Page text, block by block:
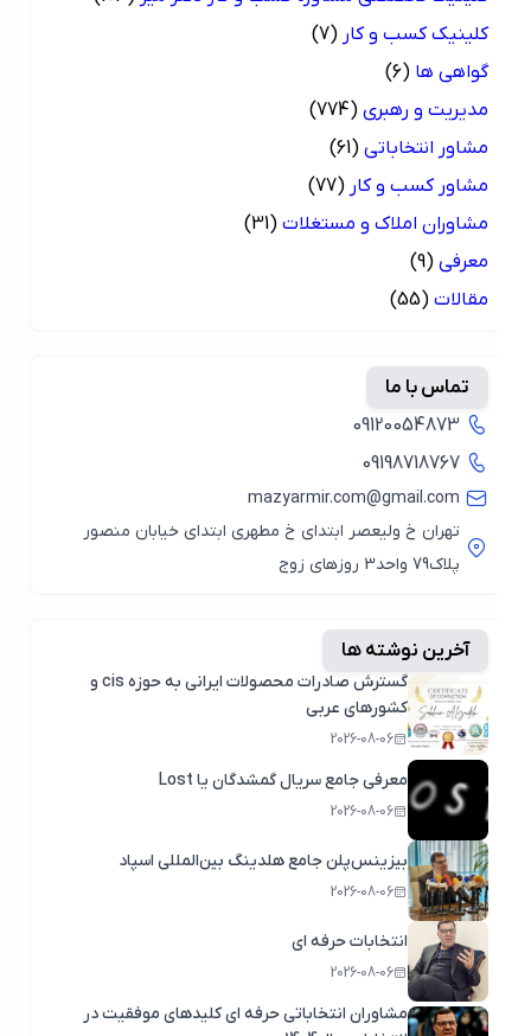
کلینیک کسب و کار (7)
گواهی ها (6)
مدیریت و رهبری (774)
مشاور انتخاباتی (61)
مشاور کسب و کار (77)
مشاوران املاک و مستغلات (31)
معرفی (9)
مقالات (55)
تماس با ما
09120054873
09198718767
mazyarmir.com@gmail.com
تهران خ ولیعصر ابتدای خ مطهری ابتدای خیابان منصور
پلاک79 واحد3 روزهای زوج
آخرین نوشته ها
گسترش صادرات محصولات ایرانی به حوزه cis و
کشورهای عربی
2026-08-06
معرفی جامع سریال گمشدگان یا Lost
2026-08-06
بیزینس‌پلن جامع هلدینگ بین‌المللی اسپاد
2026-08-06
انتخابات حرفه ای
2026-08-06
مشاوران انتخاباتی حرفه ای کلیدهای موفقیت در